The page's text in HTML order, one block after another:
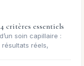
critères essentiels
soin capillaire :
réels,